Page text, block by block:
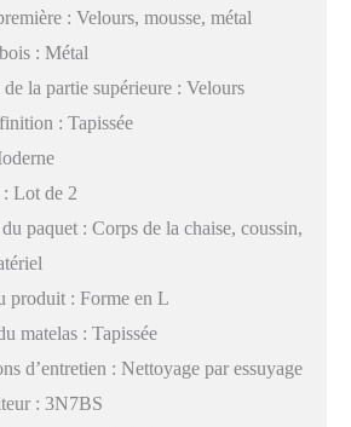
: Velours, mousse, métal
: Métal
la partie supérieure : Velours
: Tapissée
: Lot de 2
paquet : Corps de la chaise, coussin,
produit : Forme en L
matelas : Tapissée
d’entretien : Nettoyage par essuyage
: 3N7BS